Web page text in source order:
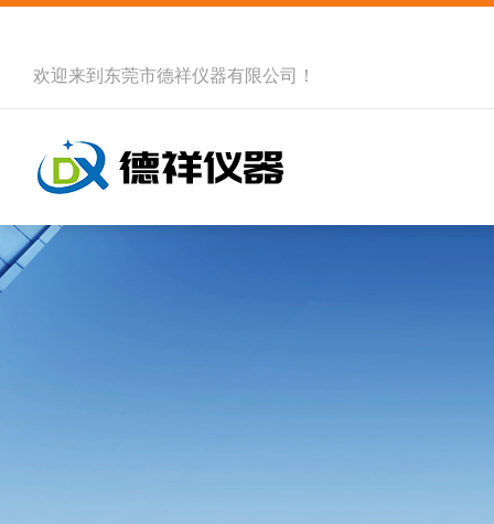
欢迎来到 东莞市德祥仪器有限公司 ！